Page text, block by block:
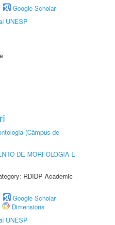
Google Scholar
UNESP
(Câmpus de
DE MORFOLOGIA E
RDIDP Academic
Google Scholar
Dimensions
UNESP